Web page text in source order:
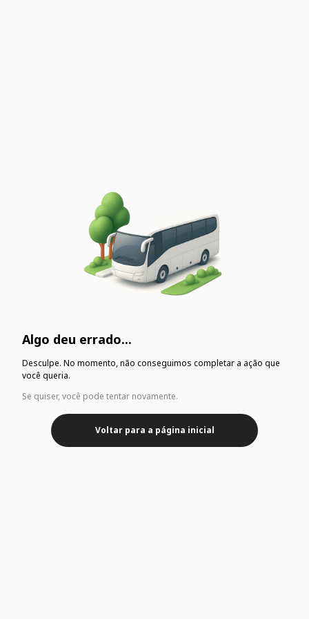
Algo deu errado...
Desculpe. No momento, não conseguimos completar a ação que
você queria.
Se quiser, você pode tentar novamente.
Voltar para a página inicial